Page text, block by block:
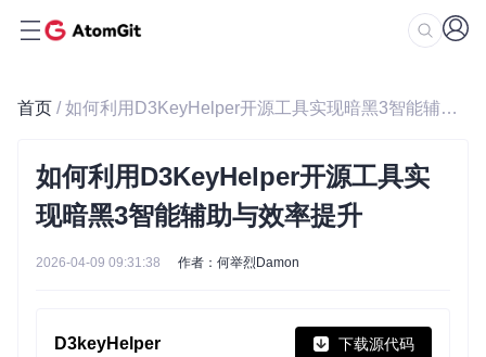
首页 / 如何利用D3KeyHelper开源工具实现暗黑3智能辅助与效率提升
如何利用D3KeyHelper开源工具实
现暗黑3智能辅助与效率提升
2026-04-09 09:31:38 作者：何举烈Damon
D3keyHelper 下载源代码